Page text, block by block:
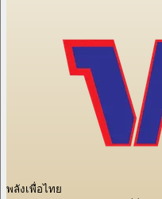
พลังเพื่อไทย